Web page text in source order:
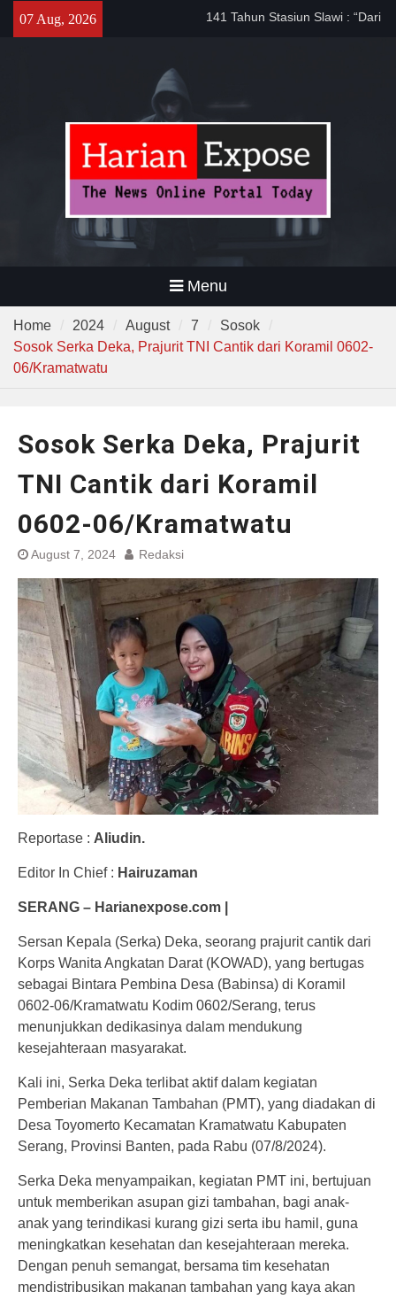
07 Aug, 2026
141 Tahun Stasiun Slawi : “Dari
Pemkot Cilegon Dorong
Efisiensi Keuangan Daerah
Filosofi Memukul Bedug
Sebelum Sholat Jum’at
Menu
Home 2024 August 7
Sosok
Sosok Serka Deka, Prajurit TNI Cantik dari Koramil 0602-
06/Kramatwatu
Sosok Serka Deka, Prajurit
TNI Cantik dari Koramil
0602-06/Kramatwatu
August 7, 2024 Redaksi
Reportase : Aliudin.
Editor In Chief : Hairuzaman
SERANG – Harianexpose.com |
Sersan Kepala (Serka) Deka, seorang prajurit cantik dari
Korps Wanita Angkatan Darat (KOWAD), yang bertugas
sebagai Bintara Pembina Desa (Babinsa) di Koramil
0602-06/Kramatwatu Kodim 0602/Serang, terus
menunjukkan dedikasinya dalam mendukung
kesejahteraan masyarakat.
Kali ini, Serka Deka terlibat aktif dalam kegiatan
Pemberian Makanan Tambahan (PMT), yang diadakan di
Desa Toyomerto Kecamatan Kramatwatu Kabupaten
Serang, Provinsi Banten, pada Rabu (07/8/2024).
Serka Deka menyampaikan, kegiatan PMT ini, bertujuan
untuk memberikan asupan gizi tambahan, bagi anak-
anak yang terindikasi kurang gizi serta ibu hamil, guna
meningkatkan kesehatan dan kesejahteraan mereka.
Dengan penuh semangat, bersama tim kesehatan
mendistribusikan makanan tambahan yang kaya akan